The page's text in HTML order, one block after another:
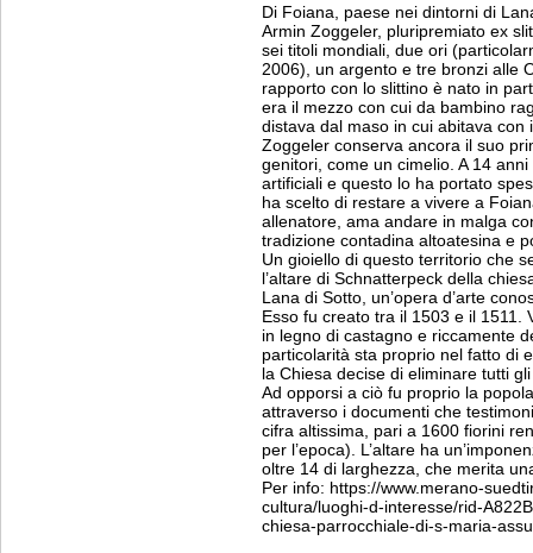
Di Foiana, paese nei dintorni di
Armin Zoggeler, pluripremiato ex
sei titoli mondiali, due ori
2006), un argento e tre bronzi alle
rapporto con lo slittino è nato in
era il mezzo con cui da bambino
distava dal maso in cui abitava
Zoggeler conserva ancora il suo
genitori, come un cimelio. A 14
artificiali e questo lo ha portato
ha scelto di restare a vivere a
allenatore, ama andare in malga
tradizione contadina altoatesina e
Un gioiello di questo territorio che
l’altare di Schnatterpeck della
Lana di Sotto, un’opera d’arte
Esso fu creato tra il 1503 e il 1511.
in legno di castagno e riccamente
particolarità sta proprio nel fatto di
la Chiesa decise di eliminare tutti
Ad opporsi a ciò fu proprio la
attraverso i documenti che
cifra altissima, pari a 1600 fiorini
per l’epoca). L’altare ha
oltre 14 di larghezza, che merita
Per info: https://www.merano-
cultura/luoghi-d-interesse/rid-
chiesa-parrocchiale-di-s-maria-